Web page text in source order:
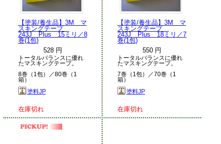
【塗装/養生品】3M マ
スキングテープ
243J Plus 15ミリ／8
巻(1包)
528 円
トータルバランスに優れ
たマスキングテープ。
8巻（1包）／80巻（1
箱）
塗料JP
在庫切れ
【塗装/養生品】3M マ
スキングテープ
243J Plus 18ミリ／7
巻(1包)
550 円
トータルバランスに優れ
たマスキングテープ。
7巻（1包）／70巻（1
箱）
塗料JP
在庫切れ